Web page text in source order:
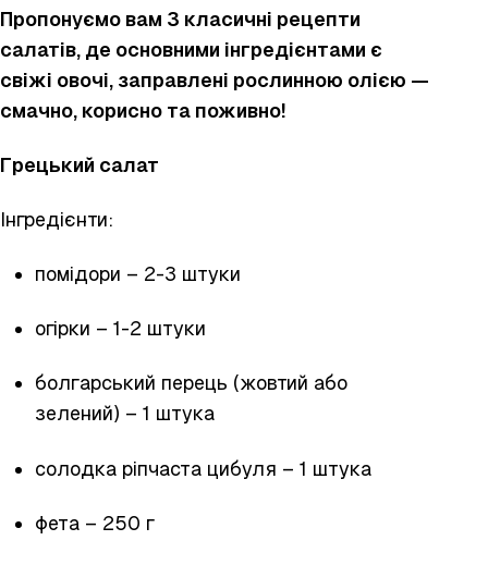
Пропонуємо вам 3 класичні рецепти
салатів, де основними інгредієнтами є
свіжі овочі, заправлені рослинною олією —
смачно, корисно та поживно!
Грецький салат
Інгредієнти:
помідори – 2-3 штуки
огірки – 1-2 штуки
болгарський перець (жовтий або
зелений) – 1 штука
солодка ріпчаста цибуля – 1 штука
фета – 250 г